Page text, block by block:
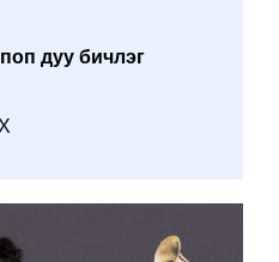
дуу бичлэг